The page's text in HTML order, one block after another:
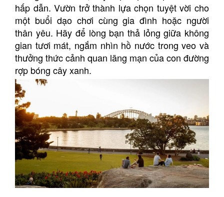
hấp dẫn. Vườn trở thành lựa chọn tuyệt vời cho
một buổi dạo chơi cùng gia đình hoặc người
thân yêu. Hãy để lòng bạn thả lỏng giữa không
gian tươi mát, ngắm nhìn hồ nước trong veo và
thưởng thức cảnh quan lãng mạn của con đường
rợp bóng cây xanh.